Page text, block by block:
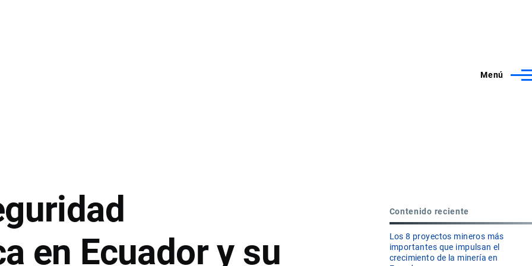
Menú
en Ecuador y su
Contenido reciente
Los 8 proyectos mineros más
importantes que impulsan el
crecimiento de la minería en